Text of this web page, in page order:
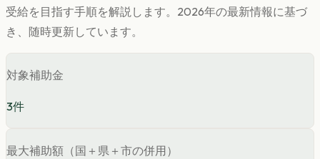
受給を目指す手順を解説します。 2026年の最新情報に基づ
き、随時更新しています。
対象補助金
3件
最大補助額（国＋県＋市の併用）